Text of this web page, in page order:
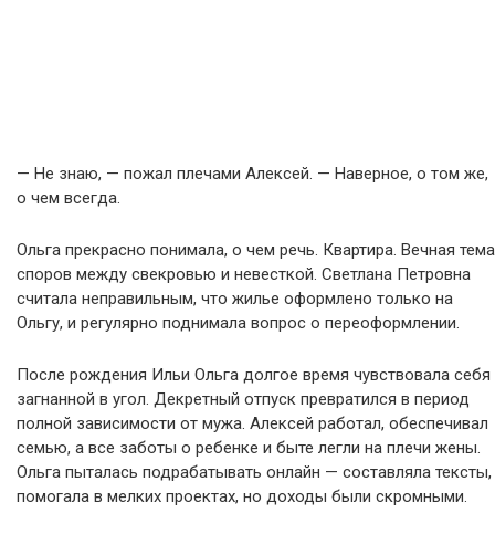
— Не знаю, — пожал плечами Алексей. — Наверное, о том же,
о чем всегда.
Ольга прекрасно понимала, о чем речь. Квартира. Вечная тема
споров между свекровью и невесткой. Светлана Петровна
считала неправильным, что жилье оформлено только на
Ольгу, и регулярно поднимала вопрос о переоформлении.
После рождения Ильи Ольга долгое время чувствовала себя
загнанной в угол. Декретный отпуск превратился в период
полной зависимости от мужа. Алексей работал, обеспечивал
семью, а все заботы о ребенке и быте легли на плечи жены.
Ольга пыталась подрабатывать онлайн — составляла тексты,
помогала в мелких проектах, но доходы были скромными.